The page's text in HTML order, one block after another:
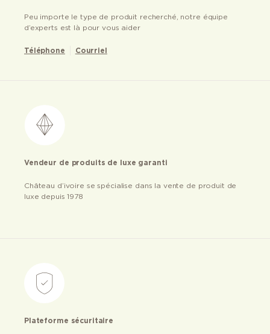
Peu importe le type de produit recherché, notre équipe
d’experts est là pour vous aider
Téléphone Courriel
Vendeur de produits de luxe garanti
Château d’ivoire se spécialise dans la vente de produit de
luxe depuis 1978
Plateforme sécuritaire